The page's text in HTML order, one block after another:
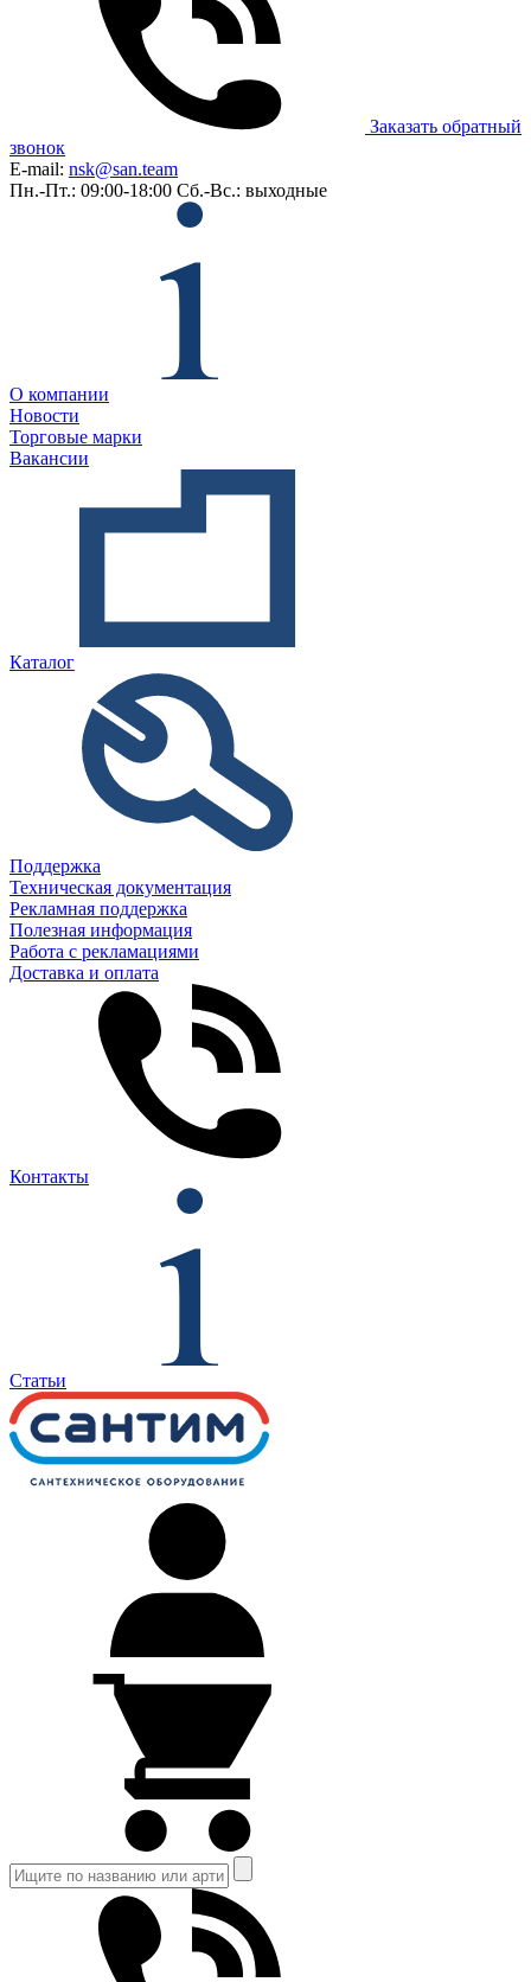
Заказать обратный
звонок
E-mail: nsk@san.team
Пн.-Пт.: 09:00-18:00 Сб.-Вс.: выходные
О компании
Новости
Торговые марки
Вакансии
Каталог
Поддержка
Техническая документация
Рекламная поддержка
Полезная информация
Работа с рекламациями
Доставка и оплата
Контакты
Статьи